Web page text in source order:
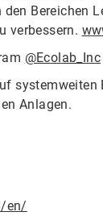
Bereichen
verbessern.
@Ecolab_Inc
Anlagen.
en/